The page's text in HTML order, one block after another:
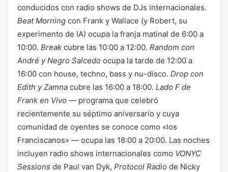
conducidos con radio shows de DJs internacionales.
Beat Morning con Frank y Wallace (y Robert, su
experimento de IA) ocupa la franja matinal de 6:00 a
10:00. Break cubre las 10:00 a 12:00. Random con
André y Negro Salcedo ocupa la tarde de 12:00 a
16:00 con house, techno, bass y nu-disco. Drop con
Edith y Zamna cubre las 16:00 a 18:00. Lado F de
Frank en Vivo — programa que celebró
recientemente su séptimo aniversario y cuya
comunidad de oyentes se conoce como «los
Franciscanos» — ocupa las 18:00 a 20:00. Las noches
incluyen radio shows internacionales como VONYC
Sessions de Paul van Dyk, Protocol Radio de Nicky